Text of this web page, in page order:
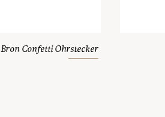
Bron Confetti Ohrstecker